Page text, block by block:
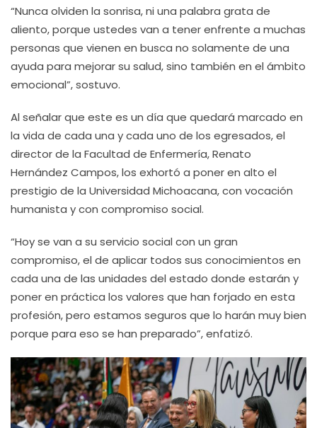
“Nunca olviden la sonrisa, ni una palabra grata de
aliento, porque ustedes van a tener enfrente a muchas
personas que vienen en busca no solamente de una
ayuda para mejorar su salud, sino también en el ámbito
emocional”, sostuvo.
Al señalar que este es un día que quedará marcado en
la vida de cada una y cada uno de los egresados, el
director de la Facultad de Enfermería, Renato
Hernández Campos, los exhortó a poner en alto el
prestigio de la Universidad Michoacana, con vocación
humanista y con compromiso social.
“Hoy se van a su servicio social con un gran
compromiso, el de aplicar todos sus conocimientos en
cada una de las unidades del estado donde estarán y
poner en práctica los valores que han forjado en esta
profesión, pero estamos seguros que lo harán muy bien
porque para eso se han preparado”, enfatizó.